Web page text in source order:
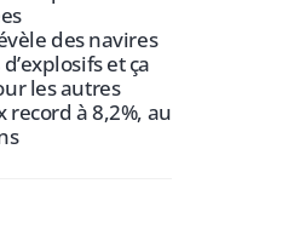
des navires
et ça
les autres
record à 8,2%, au